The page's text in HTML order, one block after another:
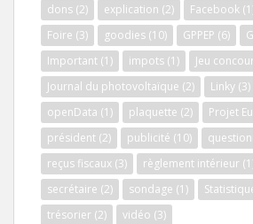
dons (2) explication (2) Facebook
Foire (3) goodies (10) GPPEP (6)
Important (1) impots (1) Jeu
Journal du photovoltaïque (2) Linky (3)
openData (1) plaquette (2) Projet
président (2) publicité (10)
reçus fiscaux (3) règlement intérieur
secrétaire (2) sondage (1)
trésorier (2) vidéo (3)